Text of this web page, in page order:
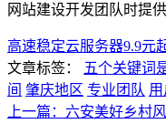
网站建设开发团队时提
高速稳定云服务器9.9元
文章标签：
五个关键词
间 肇庆地区 专业团队
上一篇：六安美好乡村